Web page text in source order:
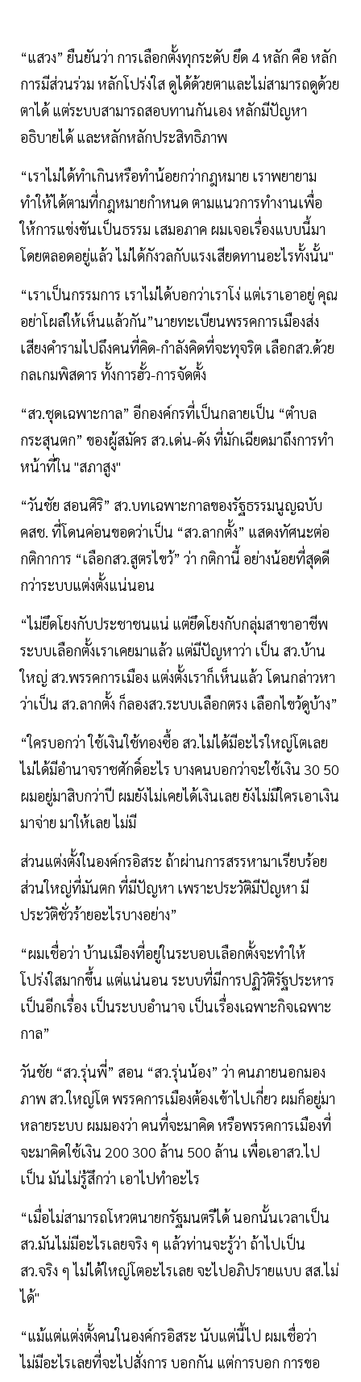
“แสวง” ยืนยันว่า การเลือกตั้งทุกระดับ ยึด 4 หลัก คือ หลัก
การมีส่วนร่วม หลักโปร่งใส ดูได้ด้วยตาและไม่สามารถดูด้วย
ตาได้ แต่ระบบสามารถสอบทานกันเอง หลักมีปัญหา
อธิบายได้ และหลักหลักประสิทธิภาพ
“เราไม่ได้ทำเกินหรือทำน้อยกว่ากฎหมาย เราพยายาม
ทำให้ได้ตามที่กฎหมายกำหนด ตามแนวการทำงานเพื่อ
ให้การแข่งขันเป็นธรรม เสมอภาค ผมเจอเรื่องแบบนี้มา
โดยตลอดอยู่แล้ว ไม่ได้กังวลกับแรงเสียดทานอะไรทั้งนั้น"
“เราเป็นกรรมการ เราไม่ได้บอกว่าเราโง่ แต่เราเอาอยู่ คุณ
อย่าโผล่ให้เห็นแล้วกัน”นายทะเบียนพรรคการเมืองส่ง
เสียงคำรามไปถึงคนที่คิด-กำลังคิดที่จะทุจริต เลือกสว.ด้วย
กลเกมพิสดาร ทั้งการฮั้ว-การจัดตั้ง
“สว.ชุดเฉพาะกาล” อีกองค์กรที่เป็นกลายเป็น “ตำบล
กระสุนตก” ของผู้สมัคร สว.เด่น-ดัง ที่มักเฉียดมาถึงการทำ
หน้าที่ใน "สภาสูง"
“วันชัย สอนศิริ” สว.บทเฉพาะกาลของรัฐธรรมนูญฉบับ
คสช. ที่โดนค่อนขอดว่าเป็น “สว.ลากตั้ง” แสดงทัศนะต่อ
กติกาการ “เลือกสว.สูตรไขว้” ว่า กติกานี้ อย่างน้อยที่สุดดี
กว่าระบบแต่งตั้งแน่นอน
“ไม่ยึดโยงกับประชาชนแน่ แต่ยึดโยงกับกลุ่มสาขาอาชีพ
ระบบเลือกตั้งเราเคยมาแล้ว แต่มีปัญหาว่า เป็น สว.บ้าน
ใหญ่ สว.พรรคการเมือง แต่งตั้งเราก็เห็นแล้ว โดนกล่าวหา
ว่าเป็น สว.ลากตั้ง ก็ลองสว.ระบบเลือกตรง เลือกไขว้ดูบ้าง”
“ใครบอกว่า ใช้เงินใช้ทองซื้อ สว.ไม่ได้มีอะไรใหญ่โตเลย
ไม่ได้มีอำนาจราชศักดิ์อะไร บางคนบอกว่าจะใช้เงิน 30 50
ผมอยู่มาสิบกว่าปี ผมยังไม่เคยได้เงินเลย ยังไม่มีใครเอาเงิน
มาจ่าย มาให้เลย ไม่มี
ส่วนแต่งตั้งในองค์กรอิสระ ถ้าผ่านการสรรหามาเรียบร้อย
ส่วนใหญ่ที่มันตก ที่มีปัญหา เพราะประวัติมีปัญหา มี
ประวัติชั่วร้ายอะไรบางอย่าง”
“ผมเชื่อว่า บ้านเมืองที่อยู่ในระบอบเลือกตั้งจะทำให้
โปร่งใสมากขึ้น แต่แน่นอน ระบบที่มีการปฏิวัติรัฐประหาร
เป็นอีกเรื่อง เป็นระบบอำนาจ เป็นเรื่องเฉพาะกิจเฉพาะ
กาล”
วันชัย “สว.รุ่นพี่” สอน “สว.รุ่นน้อง” ว่า คนภายนอกมอง
ภาพ สว.ใหญ่โต พรรคการเมืองต้องเข้าไปเกี่ยว ผมก็อยู่มา
หลายระบบ ผมมองว่า คนที่จะมาคิด หรือพรรคการเมืองที่
จะมาคิดใช้เงิน 200 300 ล้าน 500 ล้าน เพื่อเอาสว.ไป
เป็น มันไม่รู้สึกว่า เอาไปทำอะไร
“เมื่อไม่สามารถโหวตนายกรัฐมนตรีได้ นอกนั้นเวลาเป็น
สว.มันไม่มีอะไรเลยจริง ๆ แล้วท่านจะรู้ว่า ถ้าไปเป็น
สว.จริง ๆ ไม่ได้ใหญ่โตอะไรเลย จะไปอภิปรายแบบ สส.ไม่
ได้"
“แม้แต่แต่งตั้งคนในองค์กรอิสระ นับแต่นี้ไป ผมเชื่อว่า
ไม่มีอะไรเลยที่จะไปสั่งการ บอกกัน แต่การบอก การขอ